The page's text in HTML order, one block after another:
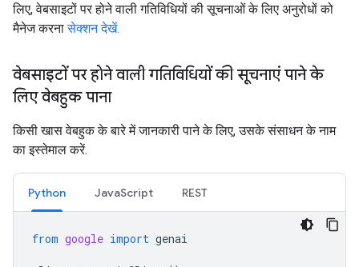
लिए, वेबसाइटों पर होने वाली गतिविधियों की सूचनाओं के लिए अनुरोधों को
मैनेज करनासेक्शन देखें.
वेबसाइटों पर होने वाली गतिविधियों की सूचनाएं पाने के
लिए वेबहुक पाना
किसी खास वेबहुक के बारे में जानकारी पाने के लिए, उसके संसाधन के नाम
का इस्तेमाल करें.
Python JavaScript REST
from google import genai